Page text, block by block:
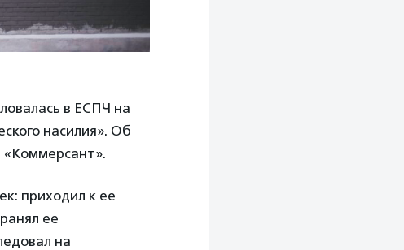
в ЕСПЧ на
насилия». Об
«Коммерсант».
приходил к ее
ее
на